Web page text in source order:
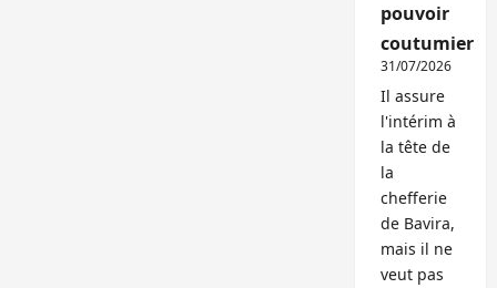
pouvoir
coutumier
31/07/2026
Il assure
l'intérim à
la tête de
la
chefferie
de Bavira,
mais il ne
veut pas